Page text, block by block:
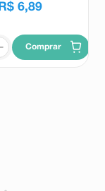
R$ 6,89
Comprar